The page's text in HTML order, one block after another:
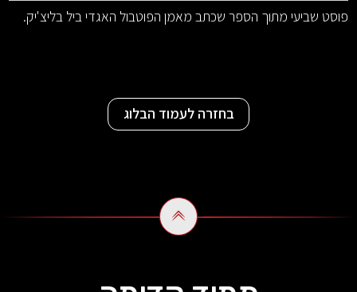
פוסט שביעי מתוך הספר שכתב מאמן הפוטבול האגדי ביל בליצ'יק.
בחזרה לעמוד הבלוג